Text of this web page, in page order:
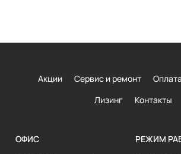
Акции Сервис и ремонт
Лизинг
Контакты
ОФИС
РЕЖИМ